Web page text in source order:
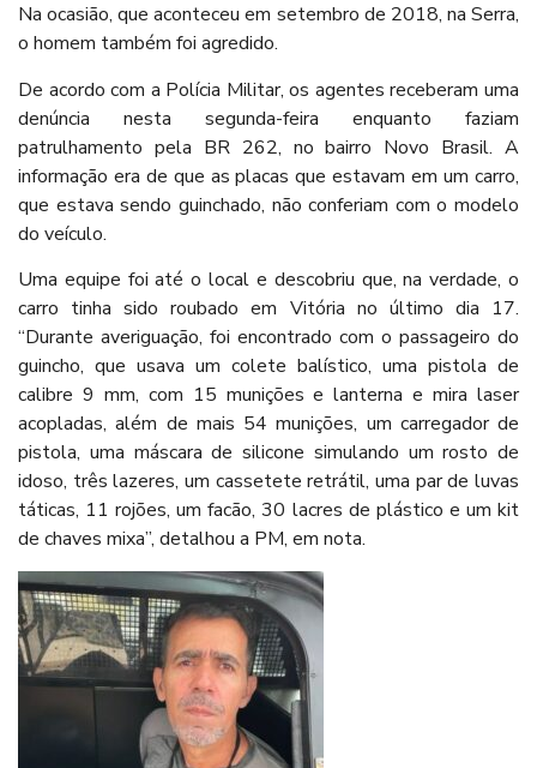
Na ocasião, que aconteceu em setembro de 2018, na Serra,
o homem também foi agredido.
De acordo com a Polícia Militar, os agentes receberam uma
denúncia nesta segunda-feira enquanto faziam
patrulhamento pela BR 262, no bairro Novo Brasil. A
informação era de que as placas que estavam em um carro,
que estava sendo guinchado, não conferiam com o modelo
do veículo.
Uma equipe foi até o local e descobriu que, na verdade, o
carro tinha sido roubado em Vitória no último dia 17.
“Durante averiguação, foi encontrado com o passageiro do
guincho, que usava um colete balístico, uma pistola de
calibre 9 mm, com 15 munições e lanterna e mira laser
acopladas, além de mais 54 munições, um carregador de
pistola, uma máscara de silicone simulando um rosto de
idoso, três lazeres, um cassetete retrátil, uma par de luvas
táticas, 11 rojões, um facão, 30 lacres de plástico e um kit
de chaves mixa”, detalhou a PM, em nota.